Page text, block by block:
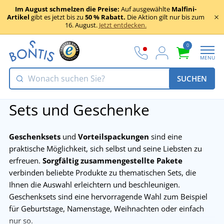
Im August schmelzen die Preise: Auf ausgewählte Malfini-
Artikel gibt es jetzt bis zu 50 % Rabatt. Die Aktion gilt nur bis zum
16. August. Jetzt entdecken.
0
MENU
SUCHEN
Sets und Geschenke
Geschenksets und Vorteilspackungen sind eine
praktische Möglichkeit, sich selbst und seine Liebsten zu
erfreuen. Sorgfältig zusammengestellte Pakete
verbinden beliebte Produkte zu thematischen Sets, die
Ihnen die Auswahl erleichtern und beschleunigen.
Geschenksets sind eine hervorragende Wahl zum Beispiel
für Geburtstage, Namenstage, Weihnachten oder einfach
nur so.